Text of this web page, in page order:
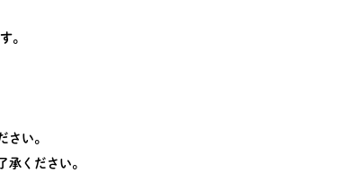
。
い。
ください。